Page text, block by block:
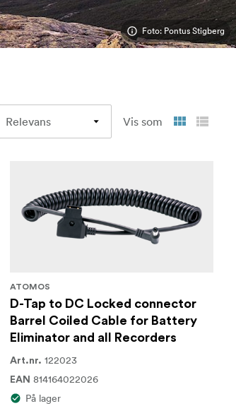
Foto: Pontus Stigberg
Vis som
ATOMOS
D-Tap to DC Locked connector
Barrel Coiled Cable for Battery
Eliminator and all Recorders
Art.nr. 122023
EAN 814164022026
På lager